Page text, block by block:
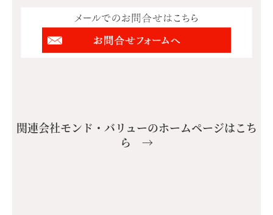
関連会社モンド・バリューのホームページはこち
ら →